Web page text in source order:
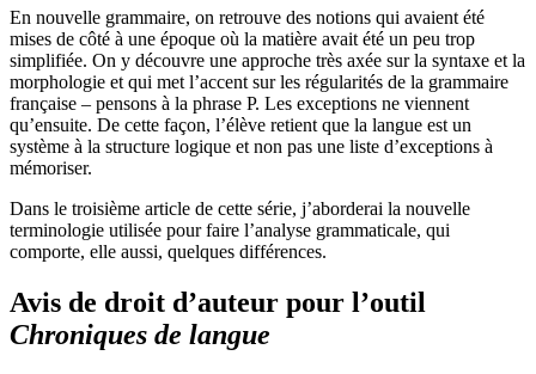
En nouvelle grammaire, on retrouve des notions qui avaient été
mises de côté à une époque où la matière avait été un peu trop
simplifiée. On y découvre une approche très axée sur la syntaxe et la
morphologie et qui met l’accent sur les régularités de la grammaire
française – pensons à la phrase P. Les exceptions ne viennent
qu’ensuite. De cette façon, l’élève retient que la langue est un
système à la structure logique et non pas une liste d’exceptions à
mémoriser.
Dans le troisième article de cette série, j’aborderai la nouvelle
terminologie utilisée pour faire l’analyse grammaticale, qui
comporte, elle aussi, quelques différences.
Avis de droit d’auteur pour l’outil
Chroniques de langue